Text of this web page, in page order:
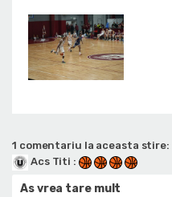
1 comentariu la aceasta stire:
Acs Titi :
As vrea tare mult